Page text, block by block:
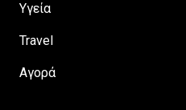
Υγεία
Travel
Αγορά